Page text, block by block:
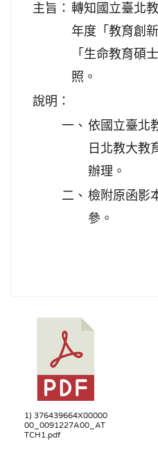
主旨： 轉知國立臺北
年度「教育創
「生命教育碩
照。
說明：
一、 依國立臺北
日北教大教
辦理。
二、 檢附原函影
參。
1) 376439664X00000
00_0091227A00_AT
TCH1.pdf